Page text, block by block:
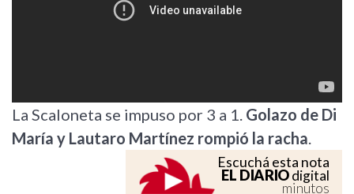
La Scaloneta se impuso por 3 a 1. Golazo de Di
María y Lautaro Martínez rompió la racha.
Escuchá esta nota
EL DIARIOdigital
minutos